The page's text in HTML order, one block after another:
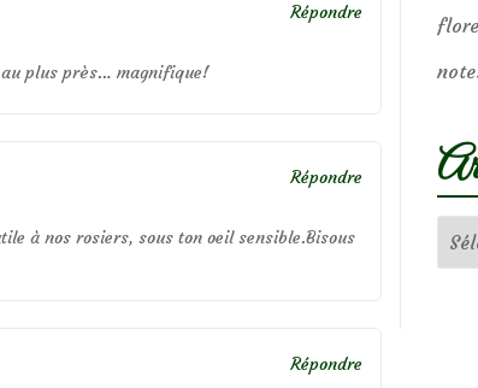
plus près… magnifique!
Répondre
à nos rosiers, sous ton oeil sensible.Bisous
Répondre
Répondre